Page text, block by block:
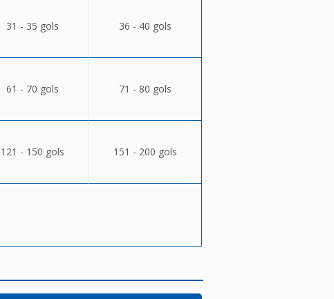
31 - 35 gols 36 - 40 gols
61 - 70 gols 71 - 80 gols
121 - 150 gols 151 - 200 gols